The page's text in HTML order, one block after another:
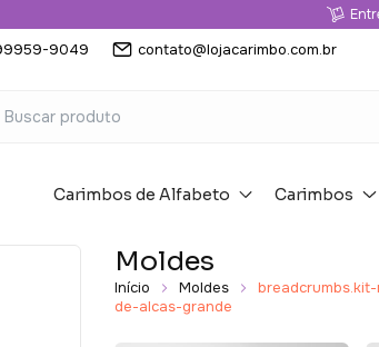
9049 contato@lojacarimbo.com.br
Carimbos de Alfabeto Carimbos
Moldes
Início Moldes
de-alcas-grande